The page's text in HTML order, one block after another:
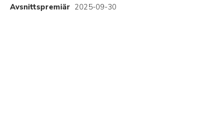
Avsnittspremiär 2025-09-30